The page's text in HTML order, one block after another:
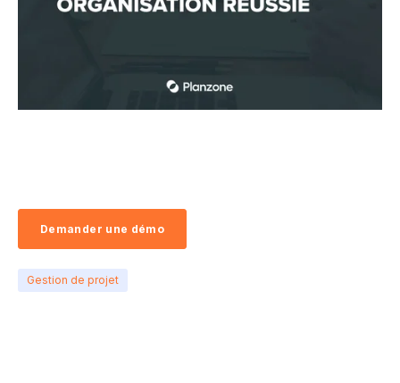
Demander une démo
Gestion de projet